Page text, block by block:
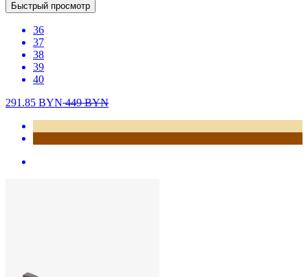
Быстрый просмотр
36
37
38
39
40
291.85 BYN449BYN